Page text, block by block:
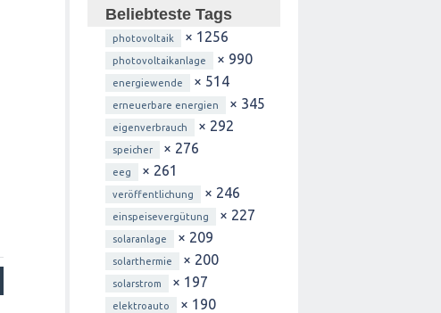
Beliebteste Tags
photovoltaik × 1256
photovoltaikanlage × 990
energiewende × 514
erneuerbare energien × 345
eigenverbrauch × 292
speicher × 276
eeg × 261
veröffentlichung × 246
einspeisevergütung × 227
solaranlage × 209
solarthermie × 200
solarstrom × 197
elektroauto × 190